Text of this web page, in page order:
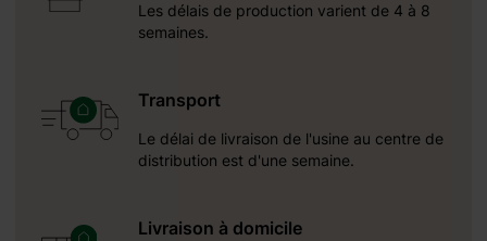
Les délais de production varient de 4 à 8
semaines.
Transport
Le délai de livraison de l'usine au centre de
distribution est d'une semaine.
Livraison à domicile